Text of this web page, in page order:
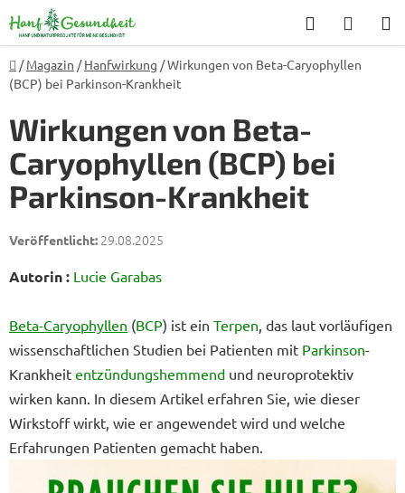
Inhalt
springen
Suchen
Startseite
/ Magazin / Hanfwirkung /Wirkungen von Beta-Caryophyllen
(BCP) bei Parkinson-Krankheit
Wirkungen von Beta-
Caryophyllen (BCP) bei
Parkinson-Krankheit
29.08.2025
Autorin : Lucie Garabas
Beta-Caryophyllen (BCP) ist ein Terpen, das laut vorläufigen
wissenschaftlichen Studien bei Patienten mit Parkinson-
Krankheit entzündungshemmend und neuroprotektiv
wirken kann. In diesem Artikel erfahren Sie, wie dieser
Wirkstoff wirkt, wie er angewendet wird und welche
Erfahrungen Patienten gemacht haben.